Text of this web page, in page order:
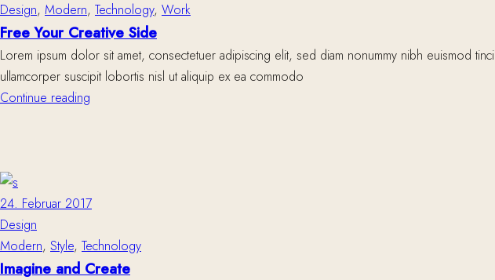
Design, Modern, Technology, Work
Free Your Creative Side
Lorem ipsum dolor sit amet, consectetuer adipiscing elit, sed diam nonummy nibh euismod
ullamcorper suscipit lobortis nisl ut aliquip ex ea commodo
Continue reading
24. Februar 2017
Design
Modern, Style, Technology
Imagine and Create